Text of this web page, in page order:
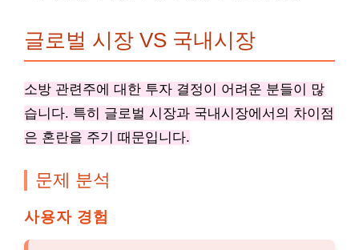
글로벌 시장 VS 국내시장
소방 관련주에 대한 투자 결정이 어려운 분들이 많
습니다. 특히 글로벌 시장과 국내시장에서의 차이점
은 혼란을 주기 때문입니다.
문제 분석
사용자 경험